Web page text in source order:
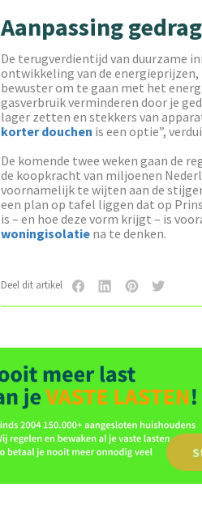
Aanpassing
De terugverdientijd van duurzame
ontwikkeling van de energieprijzen,
bewuster om te gaan met het
gasverbruik verminderen door je
lager zetten en stekkers van
korter douchen is een optie”,
De komende twee weken gaan de
de koopkracht van miljoenen
voornamelijk te wijten aan de
een plan op tafel liggen dat op
is – en hoe deze vorm krijgt – is
woningisolatiena te denken.
Deel dit artikel